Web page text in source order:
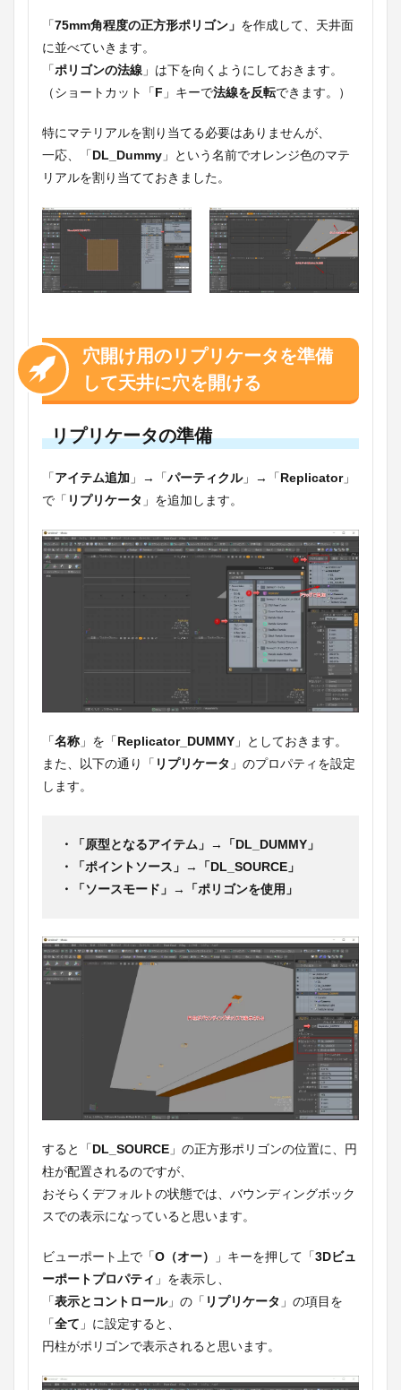
「75mm角程度の正方形ポリゴン」 を作成して、天井面
に並べていきます。
「ポリゴンの法線 」は下を向くようにしておきます。
（ショートカット「F 」キーで法線を反転できます。）
特にマテリアルを割り当てる必要はありませんが、
一応、「DL_Dummy 」という名前でオレンジ色のマテ
リアルを割り当てておきました。
穴開け用のリプリケータを準備
して天井に穴を開ける
リプリケータの準備
「アイテム追加 」→「パーティクル」→「Replicator」
で「 リプリケータ 」を追加します。
「名称 」を「Replicator_DUMMY 」としておきます。
また、以下の通り「 リプリケータ 」のプロパティを設定
します。
・「原型となるアイテム」 →
「DL_DUMMY」
・「ポイントソース」 →
「DL_SOURCE」
・「ソースモード」 → 「ポリゴンを使用」
すると「DL_SOURCE 」の正方形ポリゴンの位置に、円
柱が配置されるのですが、
おそらくデフォルトの状態では、バウンディングボック
スでの表示になっていると思います。
ビューポート上で「O（オー） 」キーを押して「3Dビュ
ーポートプロパティ 」を表示し、
「表示とコントロール」の「 リプリケータ 」の項目を
「全て 」に設定すると、
円柱がポリゴンで表示されると思います。